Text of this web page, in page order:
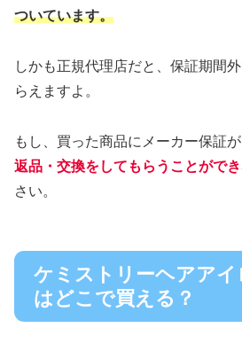
ついています。
しかも正規代理店だと、保証期間
らえますよ。
もし、買った商品にメーカー保証
返品・交換をしてもらうことがで
さい。
ケミストリーヘアアイ
はどこで買える？